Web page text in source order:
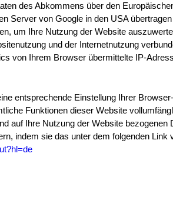
des Abkommens über den
Server von Google in den USA
um Ihre Nutzung der Website
und der Internetnutzung
von Ihrem Browser übermittelte IP-
entsprechende Einstellung Ihrer
Funktionen dieser Website
auf Ihre Nutzung der Website
indem sie das unter dem folgenden